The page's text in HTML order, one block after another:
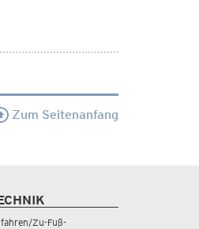
Zum Seitenanfang
Zu-Fuß-